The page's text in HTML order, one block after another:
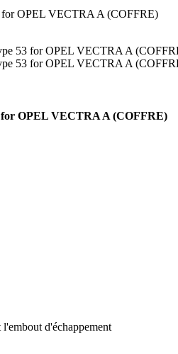
for OPEL VECTRA A (COFFRE)
d'échappement